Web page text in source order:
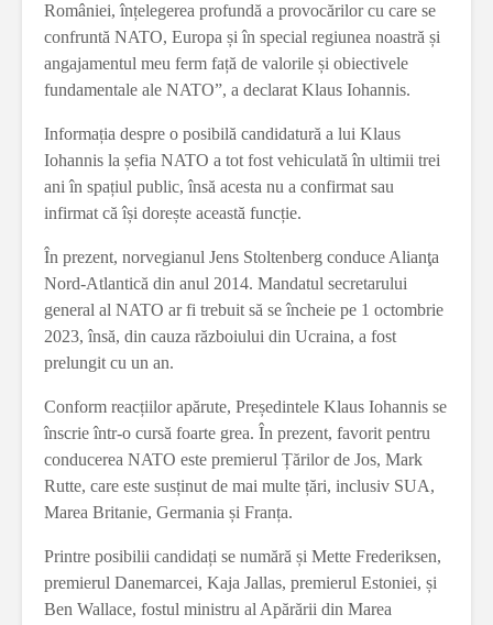
României, înțelegerea profundă a provocărilor cu care se
confruntă NATO, Europa și în special regiunea noastră și
angajamentul meu ferm față de valorile și obiectivele
fundamentale ale NATO”, a declarat Klaus Iohannis.
Informația despre o posibilă candidatură a lui Klaus
Iohannis la șefia NATO a tot fost vehiculată în ultimii trei
ani în spațiul public, însă acesta nu a confirmat sau
infirmat că își dorește această funcție.
În prezent, norvegianul Jens Stoltenberg conduce Alianţa
Nord-Atlantică din anul 2014. Mandatul secretarului
general al NATO ar fi trebuit să se încheie pe 1 octombrie
2023, însă, din cauza războiului din Ucraina, a fost
prelungit cu un an.
Conform reacțiilor apărute, Președintele Klaus Iohannis se
înscrie într-o cursă foarte grea. În prezent, favorit pentru
conducerea NATO este premierul Țărilor de Jos, Mark
Rutte, care este susținut de mai multe țări, inclusiv SUA,
Marea Britanie, Germania și Franța.
Printre posibilii candidați se numără și Mette Frederiksen,
premierul Danemarcei, Kaja Jallas, premierul Estoniei, și
Ben Wallace, fostul ministru al Apărării din Marea